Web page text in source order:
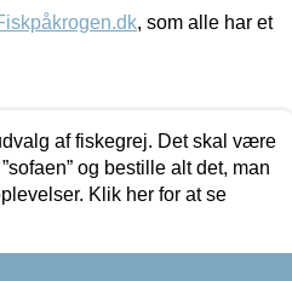
, som alle har et
af fiskegrej. Det skal være
og bestille alt det, man
Klik her for at se